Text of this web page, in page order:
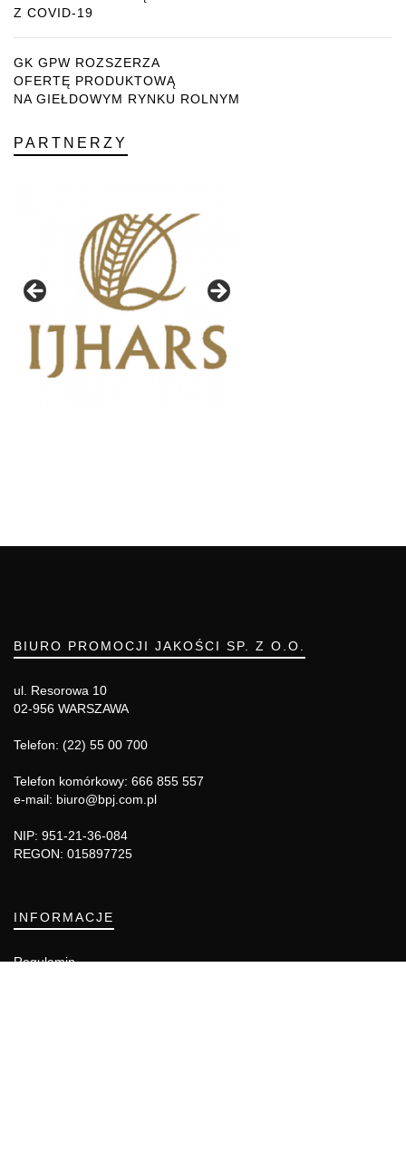
Z COVID-19
GK GPW ROZSZERZA
OFERTĘ PRODUKTOWĄ
NA GIEŁDOWYM RYNKU ROLNYM
PARTNERZY
BIURO PROMOCJI JAKOŚCI SP. Z O.O.
ul. Resorowa 10
02-956 WARSZAWA
Telefon: (22) 55 00 700
Telefon komórkowy: 666 855 557
e-mail: biuro@bpj.com.pl
NIP: 951-21-36-084
REGON: 015897725
INFORMACJE
Regulamin